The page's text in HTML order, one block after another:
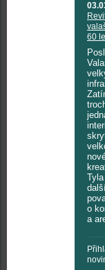
60
o
a